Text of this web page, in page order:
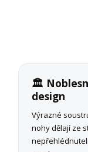
🏛️
design
Výrazné
nohy dělají ze